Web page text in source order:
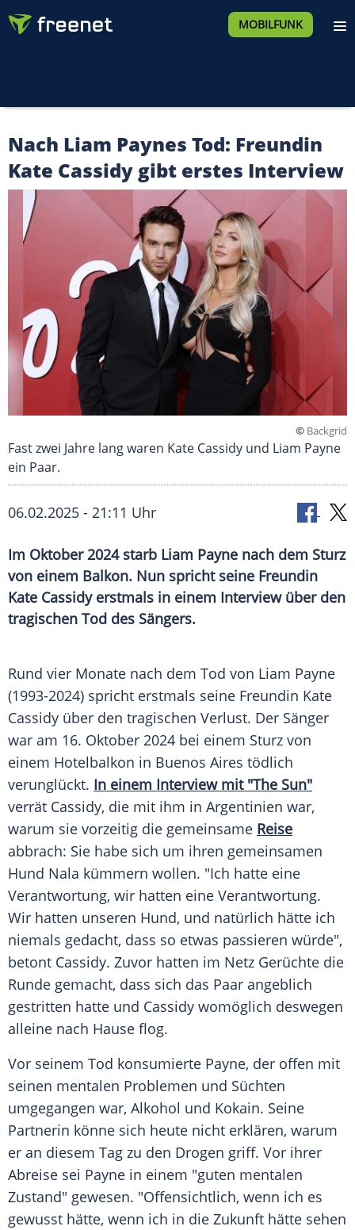
MOBILFUNK
Nach Liam Paynes Tod: Freundin
Kate Cassidy gibt erstes Interview
© Backgrid
Fast zwei Jahre lang waren Kate Cassidy und Liam Payne
ein Paar.
06.02.2025 - 21:11 Uhr
Im Oktober 2024 starb Liam Payne nach dem Sturz
von einem Balkon. Nun spricht seine Freundin
Kate Cassidy erstmals in einem Interview über den
tragischen Tod des Sängers.
Rund vier Monate nach dem Tod von Liam Payne
(1993-2024) spricht erstmals seine Freundin Kate
Cassidy über den tragischen Verlust. Der Sänger
war am 16. Oktober 2024 bei einem Sturz von
einem Hotelbalkon in Buenos Aires tödlich
verunglückt. In einem Interviewmit "The Sun"
verrät Cassidy, die mit ihm in Argentinien war,
warum sie vorzeitig die gemeinsame Reise
abbrach: Sie habe sich um ihren gemeinsamen
Hund Nala kümmern wollen. "Ich hatte eine
Verantwortung, wir hatten eine Verantwortung.
Wir hatten unseren Hund, und natürlich hätte ich
niemals gedacht, dass so etwas passieren würde",
betont Cassidy. Zuvor hatten im Netz Gerüchte die
Runde gemacht, dass sich das Paar angeblich
gestritten hatte und Cassidy womöglich deswegen
alleine nach Hause flog.
Vor seinem Tod konsumierte Payne, der offen mit
seinen mentalen Problemen und Süchten
umgegangen war, Alkohol und Kokain. Seine
Partnerin könne sich heute nicht erklären, warum
er an diesem Tag zu den Drogen griff. Vor ihrer
Abreise sei Payne in einem "guten mentalen
Zustand" gewesen. "Offensichtlich, wenn ich es
gewusst hätte, wenn ich in die Zukunft hätte sehen